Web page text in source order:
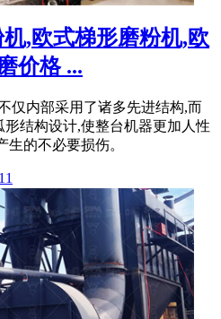
,欧式梯形磨粉机,欧
价格 ...
仅内部采用了诸多先进结构,而
形结构设计,使整台机器更加人性
的不必要损伤。